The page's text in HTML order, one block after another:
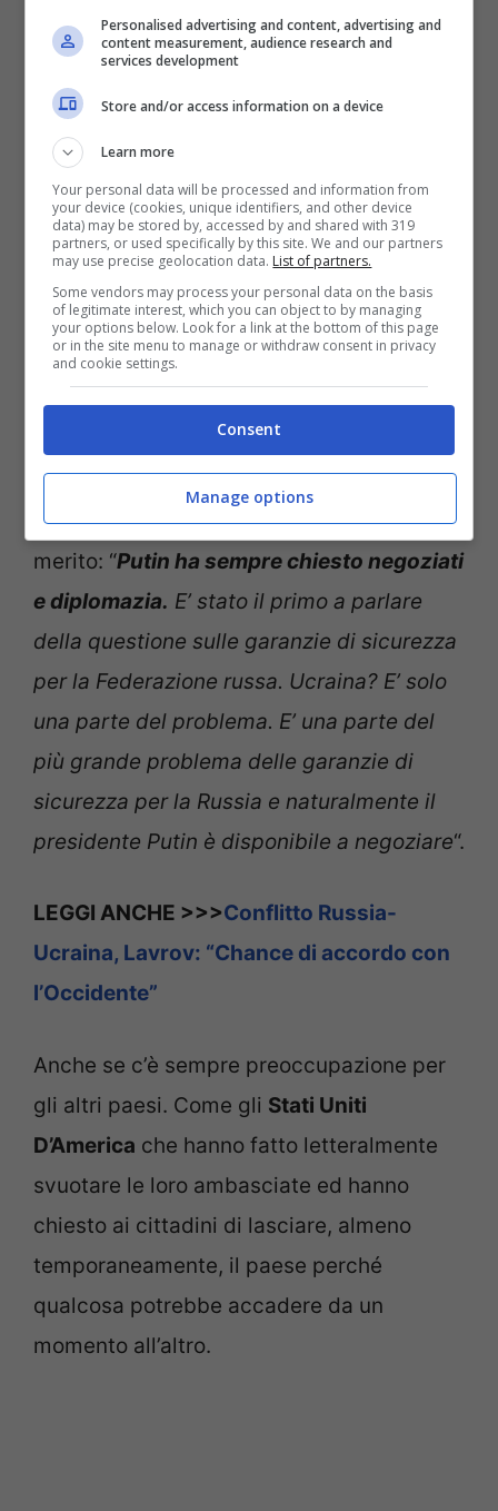
Crisi Ucraina-Russia,
Peskov: “Putin ha sempre
chiesto diplomazia“
Dmitry Peskov dopo l’incontro avvenuto nelle ultime ore
(Ansa Foto)
Queste sono alcune delle sue parole in
merito: “Putin ha sempre chiesto negoziati
e diplomazia. E’ stato il primo a parlare
della questione sulle garanzie di sicurezza
per la Federazione russa. Ucraina? E’ solo
una parte del problema. E’ una parte del
più grande problema delle garanzie di
sicurezza per la Russia e naturalmente il
presidente Putin è disponibile a negoziare“.
LEGGI ANCHE >>>Conflitto Russia-
Ucraina, Lavrov: “Chance di accordo con
l’Occidente”
Anche se c’è sempre preoccupazione per
gli altri paesi. Come gli Stati Uniti
D’America che hanno fatto letteralmente
svuotare le loro ambasciate ed hanno
chiesto ai cittadini di lasciare, almeno
temporaneamente, il paese perché
qualcosa potrebbe accadere da un
momento all’altro.
Personalised advertising and content, advertising and
content measurement, audience research and
services development
Store and/or access information on a device
Learn more
Your personal data will be processed and information from
your device (cookies, unique identifiers, and other device
data) may be stored by, accessed by and shared with 319
partners, or used specifically by this site. We and our partners
may use precise geolocation data. List of partners.
Some vendors may process your personal data on the basis
of legitimate interest, which you can object to by managing
your options below. Look for a link at the bottom of this page
or in the site menu to manage or withdraw consent in privacy
and cookie settings.
Consent
Manage options